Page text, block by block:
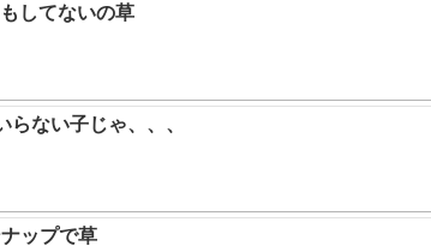
してないの草
らない子じゃ、、、
ップで草